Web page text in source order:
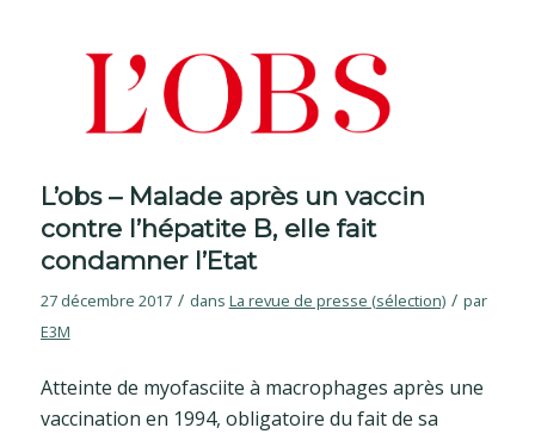
L’obs – Malade après un vaccin
contre l’hépatite B, elle fait
condamner l’Etat
27 décembre 2017 / dans La revue de presse (sélection) / par
E3M
Atteinte de myofasciite à macrophages après une
vaccination en 1994, obligatoire du fait de sa